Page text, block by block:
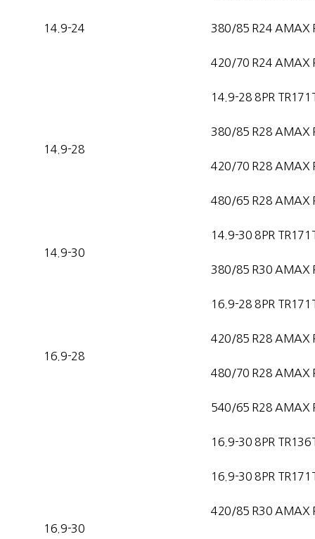
14.9-24 380/85 R24 AMAX
420/70 R24 AMAX
14.9-28
14.9-28 8PR
380/85 R28 AMAX
420/70 R28 AMAX
480/65 R28 AMAX
14.9-30
14.9-30 8PR
380/85 R30 AMAX
16.9-28
16.9-28 8PR
420/85 R28 AMAX
480/70 R28 AMAX
540/65 R28 AMAX
16.9-30
16.9-30 8PR
16.9-30 8PR
420/85 R30 AMAX